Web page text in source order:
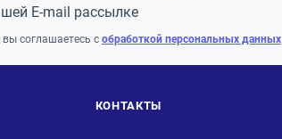
E-mail рассылке
соглашаетесь с обработкой персональных данных
КОНТАКТЫ